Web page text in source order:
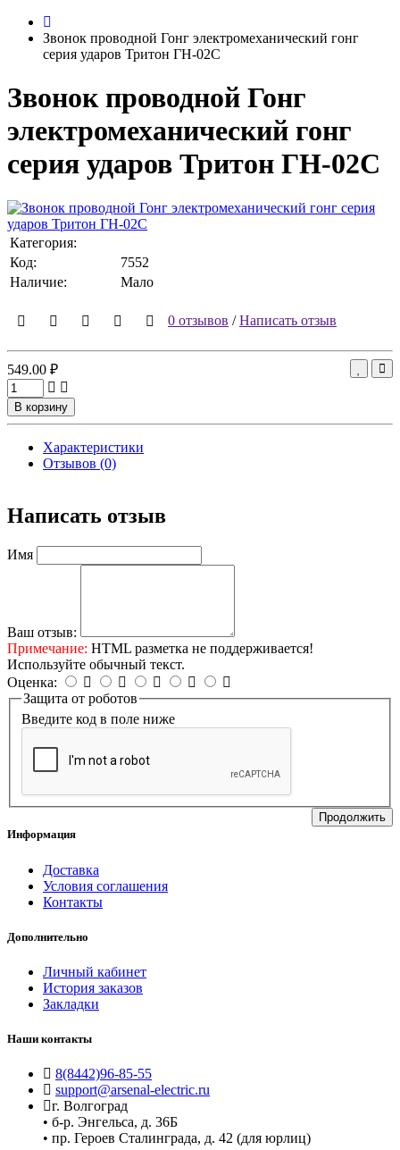
Звонок проводной Гонг электромеханический гонг
серия ударов Тритон ГН-02С
Звонок проводной Гонг
электромеханический гонг
серия ударов Тритон ГН-02С
Категория:
Код:
7552
Наличие:
Мало
0 отзывов /Написать отзыв
549.00 ₽
В корзину
Характеристики
Отзывов (0)
Написать отзыв
Имя
Ваш отзыв:
Примечание: HTML разметка не поддерживается!
Используйте обычный текст.
Оценка:
Защита от роботов
Введите код в поле ниже
Продолжить
Информация
Доставка
Условия соглашения
Контакты
Дополнительно
Личный кабинет
История заказов
Закладки
Наши контакты
8(8442)96-85-55
support@arsenal-electric.ru
г. Волгоград
• б-р. Энгельса, д. 36Б
• пр. Героев Сталинграда, д. 42 (для юрлиц)